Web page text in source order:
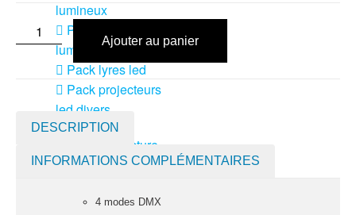
lumineux
Pack jeux de
lumière + fog
Pack lyres led
Pack projecteurs
led divers
Pied et structure
Poursuite
divers
Ajouter au panier
DESCRIPTION
INFORMATIONS COMPLÉMENTAIRES
4 modes DMX